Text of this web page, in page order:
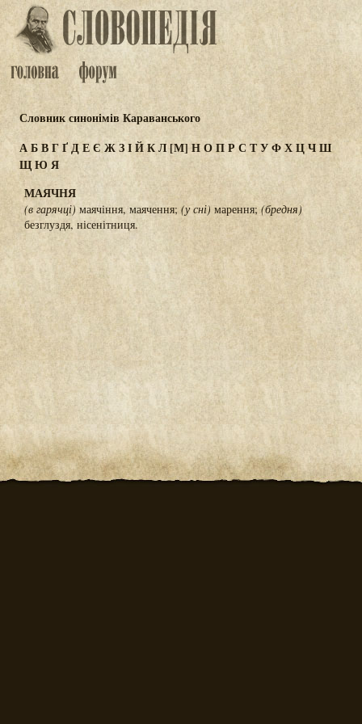
Словник синонімів Караванського
АБВГҐДЕЄ ЖЗІЙКЛ[М] НОПР С ТУФХЦЧШ
ЩЮ Я
МАЯЧНЯ
(в гарячці) маячіння, маячення; (у сні) марення;(бредня)
безглуздя, нісенітниця.